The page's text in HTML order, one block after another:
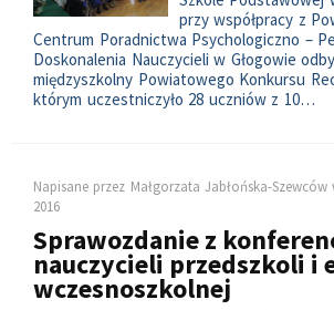
przy współpracy z
Centrum Poradnictwa Psychologiczno –
Doskonalenia Nauczycieli w Głogowie
międzyszkolny Powiatowego Konkursu
którym uczestniczyło 28 uczniów z 10…
Napisane przez Małgorzata Jabłońska-Szewców
2016
Sprawozdanie z
nauczycieli przedszkoli i
wczesnoszkolnej